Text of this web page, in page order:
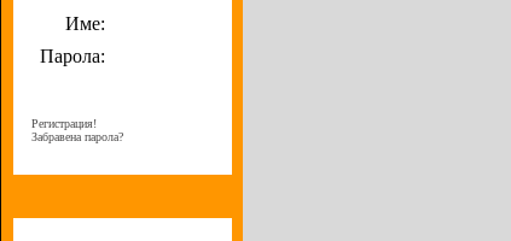
Име:
Парола:
Регистрация!
Забравена парола?